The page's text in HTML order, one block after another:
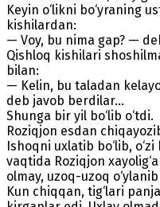
Keyin o‘likni bo‘yraning
kishilardan:
— Voy, bu nima gap? —
Qishloq kishilari
bilan:
— Kelin, bu taladan
deb javob berdilar...
Shunga bir yil bo‘lib o‘tdi.
Roziqjon esdan
Ishoqni uxlatib bo‘lib,
vaqtida Roziqjon
olmay, uzoq-uzoq
Kun chiqqan, tig‘lari